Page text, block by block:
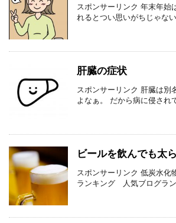
スポンサーリンク 年末年始
れるとつい思いがちじゃない
肝臓の症状
スポンサーリンク 肝臓は別
よなぁ。 だから病に侵され
ビールを飲んでも太
スポンサーリンク 低炭水化
ランキング 人気ブログラン